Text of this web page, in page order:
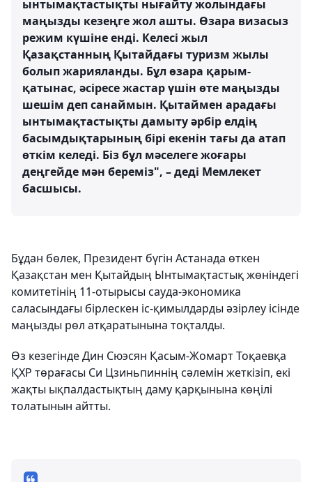
ынтымақтастықты нығайту жолындағы
маңызды кезеңге жол ашты. Өзара визасыз
режим күшіне енді. Келесі жыл
Қазақстанның Қытайдағы туризм жылы
болып жарияланды. Бұл өзара қарым-
қатынас, әсіресе жастар үшін өте маңызды
шешім деп санаймын. Қытаймен арадағы
ынтымақтастықты дамыту әрбір елдің
басымдықтарының бірі екенін тағы да атап
өткім келеді. Біз бұл мәселеге жоғары
деңгейде мән береміз", – деді Мемлекет
басшысы.
Бұдан бөлек, Президент бүгін Астанада өткен
Қазақстан мен Қытайдың Ынтымақтастық жөніндегі
комитетінің 11-отырысы сауда-экономика
саласындағы бірлескен іс-қимылдарды әзірлеу ісінде
маңызды рөл атқаратынына тоқталды.
Өз кезегінде Дин Сюэсян Қасым-Жомарт Тоқаевқа
ҚХР төрағасы Си Цзиньпиннің сәлемін жеткізіп, екі
жақты ықпалдастықтың даму қарқынына көңілі
толатынын айтты.